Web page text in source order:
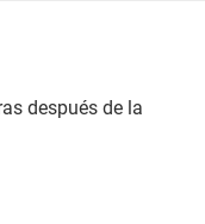
después de la